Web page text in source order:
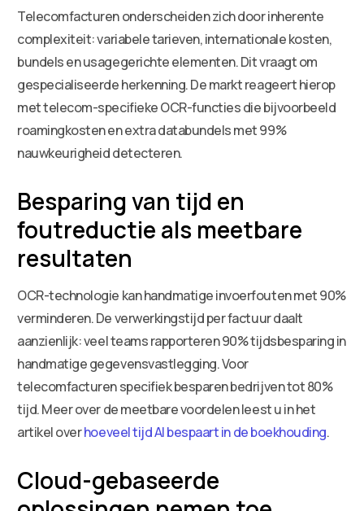
Telecomfacturen onderscheiden zich door inherente
complexiteit: variabele tarieven, internationale kosten,
bundels en usagegerichte elementen. Dit vraagt om
gespecialiseerde herkenning. De markt reageert hierop
met telecom-specifieke OCR-functies die bijvoorbeeld
roamingkosten en extra databundels met 99%
nauwkeurigheid detecteren.
Besparing van tijd en
foutreductie als meetbare
resultaten
OCR-technologie kan handmatige invoerfouten met 90%
verminderen. De verwerkingstijd per factuur daalt
aanzienlijk: veel teams rapporteren 90% tijdsbesparing in
handmatige gegevensvastlegging. Voor
telecomfacturen specifiek besparen bedrijven tot 80%
tijd. Meer over de meetbare voordelen leest u in het
artikel overhoeveel tijd AI bespaart in de boekhouding.
Cloud-gebaseerde